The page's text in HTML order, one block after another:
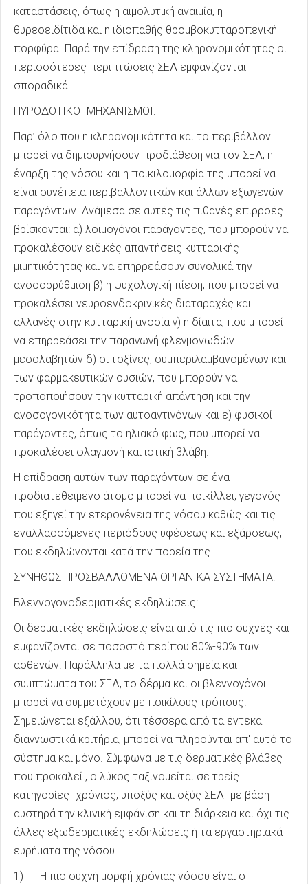
καταστάσεις, όπως η αιμολυτική αναιμία, η
θυρεοειδίτιδα και η ιδιοπαθής θρομβοκυτταροπενική
πορφύρα. Παρά την επίδραση της κληρονομικότητας οι
περισσότερες περιπτώσεις ΣΕΛ εμφανίζονται
σποραδικά.
ΠΥΡΟΔΟΤΙΚΟΙ ΜΗΧΑΝΙΣΜΟΙ:
Παρ’ όλο που η κληρονομικότητα και το περιβάλλον
μπορεί να δημιουργήσουν προδιάθεση για τον ΣΕΛ, η
έναρξη της νόσου και η ποικιλομορφία της μπορεί να
είναι συνέπεια περιβαλλοντικών και άλλων εξωγενών
παραγόντων. Ανάμεσα σε αυτές τις πιθανές επιρροές
βρίσκονται: α) λοιμογόνοι παράγοντες, που μπορούν να
προκαλέσουν ειδικές απαντήσεις κυτταρικής
μιμητικότητας και να επηρρεάσουν συνολικά την
ανοσορρύθμιση β) η ψυχολογική πίεση, που μπορεί να
προκαλέσει νευροενδοκρινικές διαταραχές και
αλλαγές στην κυτταρική ανοσία γ) η δίαιτα, που μπορεί
να επηρρεάσει την παραγωγή φλεγμονωδών
μεσολαβητών δ) οι τοξίνες, συμπεριλαμβανομένων και
των φαρμακευτικών ουσιών, που μπορούν να
τροποποιήσουν την κυτταρική απάντηση και την
ανοσογονικότητα των αυτοαντιγόνων και ε) φυσικοί
παράγοντες, όπως το ηλιακό φως, που μπορεί να
προκαλέσει φλαγμονή και ιστική βλάβη.
Η επίδραση αυτών των παραγόντων σε ένα
προδιατεθειμένο άτομο μπορεί να ποικίλλει, γεγονός
που εξηγεί την ετερογένεια της νόσου καθώς και τις
εναλλασσόμενες περιόδους υφέσεως και εξάρσεως,
που εκδηλώνονται κατά την πορεία της.
ΣΥΝΗΘΩΣ ΠΡΟΣΒΑΛΛΟΜΕΝΑ ΟΡΓΑΝΙΚΑ ΣΥΣΤΗΜΑΤΑ:
Βλεννογονοδερματικές εκδηλώσεις:
Οι δερματικές εκδηλώσεις είναι από τις πιο συχνές και
εμφανίζονται σε ποσοστό περίπου 80%-90% των
ασθενών. Παράλληλα με τα πολλά σημεία και
συμπτώματα του ΣΕΛ, το δέρμα και οι βλεννογόνοι
μπορεί να συμμετέχουν με ποικίλους τρόπους.
Σημειώνεται εξάλλου, ότι τέσσερα από τα έντεκα
διαγνωστικά κριτήρια, μπορεί να πληρούνται απ' αυτό το
σύστημα και μόνο. Σύμφωνα με τις δερματικές βλάβες
που προκαλεί , ο λύκος ταξινομείται σε τρείς
κατηγορίες- χρόνιος, υποξύς και οξύς ΣΕΛ- με βάση
αυστηρά την κλινική εμφάνιση και τη διάρκεια και όχι τις
άλλες εξωδερματικές εκδηλώσεις ή τα εργαστηριακά
ευρήματα της νόσου.
1) Η πιο συχνή μορφή χρόνιας νόσου είναι ο